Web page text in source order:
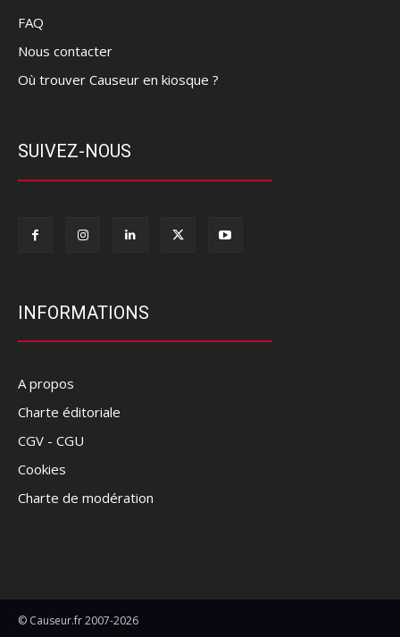
FAQ
Nous contacter
Où trouver Causeur en kiosque ?
SUIVEZ-NOUS
INFORMATIONS
A propos
Charte éditoriale
CGV - CGU
Cookies
Charte de modération
© Causeur.fr 2007-2026